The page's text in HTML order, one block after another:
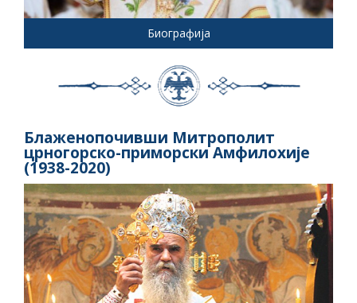
Биографија
Блаженопочивши Митрополит
црногорско-приморски Амфилохије
(1938-2020)